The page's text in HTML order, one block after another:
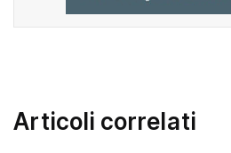
Articoli correlati